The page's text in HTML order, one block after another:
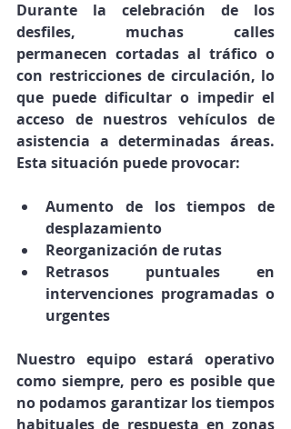
Durante la celebración de los
desfiles, muchas calles
permanecen cortadas al tráfico o
con restricciones de circulación, lo
que puede dificultar o impedir el
acceso de nuestros vehículos de
asistencia a determinadas áreas.
Esta situación puede provocar:
Aumento de los tiempos de
desplazamiento
Reorganización de rutas
Retrasos puntuales en
intervenciones programadas o
urgentes
Nuestro equipo estará operativo
no podamos garantizar los tiempos
habituales de respuesta en zonas